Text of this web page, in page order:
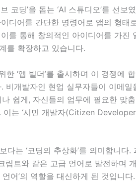
코딩’을 돕는 ‘AI 스튜디오’를 선보
디어를 간단한 명령어로 앱의 형태
를 통해 창의적인 아이디어를 가진
를 확장하고 있습니다.
‘앱 빌더’를 출시하며 이 경쟁에
비개발자인 현업 실무자들이 이메일
쉽게, 자신들의 업무에 필요한 맞
는 ‘시민 개발자(Citizen
다는 ‘코딩의 추상화’를 의미합니다.
립트와 같은 고급 언어로 발전하며
어’의 역할을 대신하게 된 것입니다.